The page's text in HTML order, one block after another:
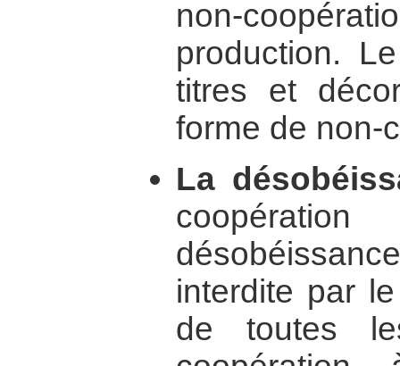
non-
production.
titres et
forme de non-
La
interdite par
de toutes